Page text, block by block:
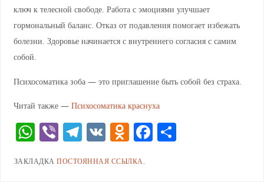
ключ к телесной свободе. Работа с эмоциями улучшает
гормональный баланс. Отказ от подавления помогает избежать
болезни. Здоровье начинается с внутреннего согласия с самим
собой.
Психосоматика зоба — это приглашение быть собой без страха.
Читай также — Психосоматика краснуха
W
at
Vi
er
T
e
V O
n
F О
ЗАКЛАДКАПОСТОЯННАЯ ССЫЛКА.